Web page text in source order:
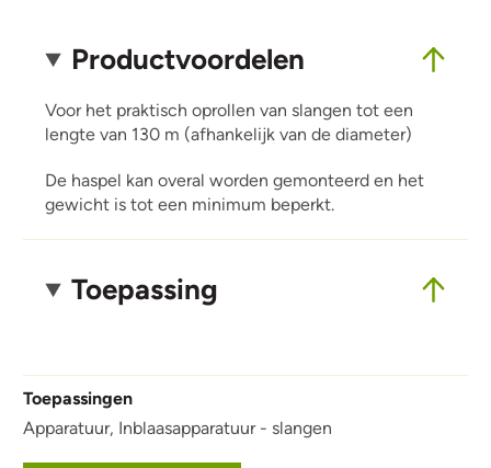
Productvoordelen
Voor het praktisch oprollen van slangen tot een
lengte van 130 m (afhankelijk van de diameter)
De haspel kan overal worden gemonteerd en het
gewicht is tot een minimum beperkt.
Toepassing
Toepassingen
Apparatuur, Inblaasapparatuur - slangen